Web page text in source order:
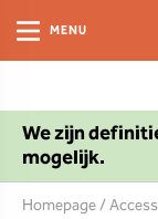
We zijn
mogelijk.
MENU
Homepage/